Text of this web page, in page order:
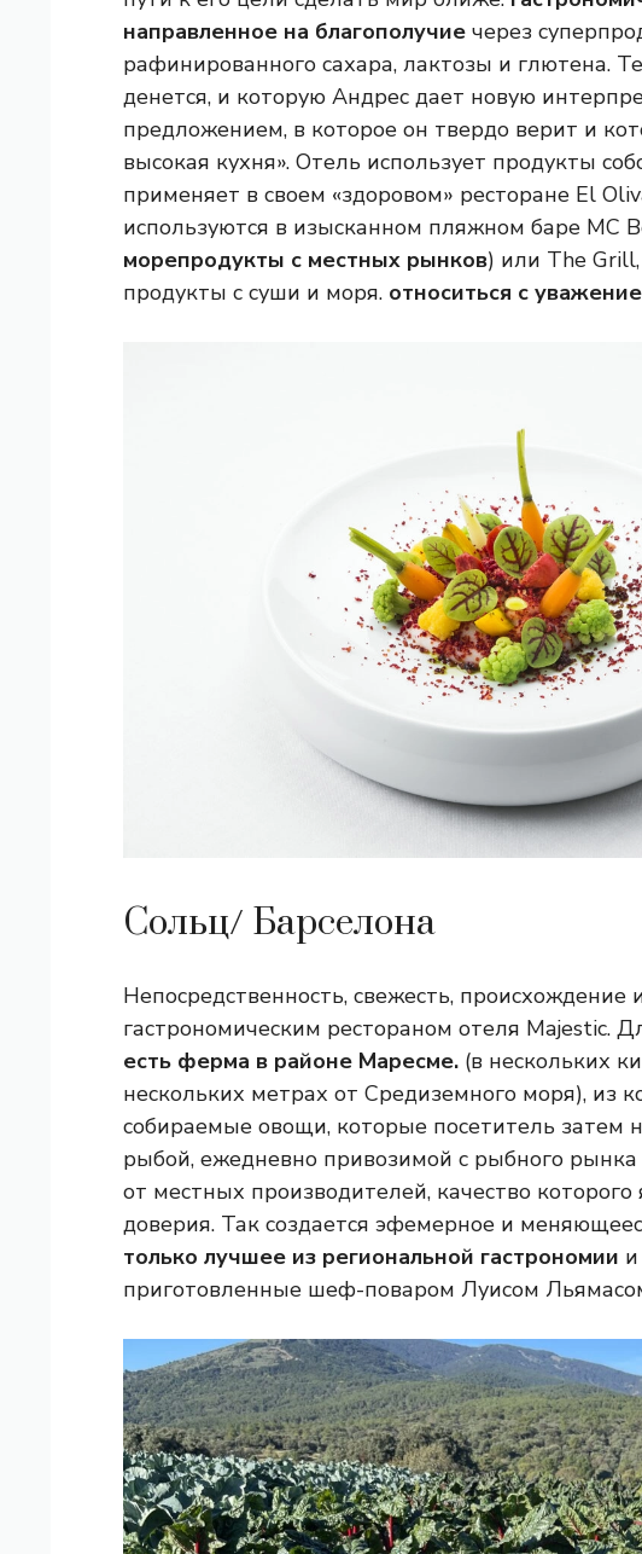
направленное на благополучие через
рафинированного сахара, лактозы и глютена.
денется, и которую Андрес дает новую
предложением, в которое он твердо верит и
высокая кухня». Отель использует продукты
применяет в своем «здоровом» ресторане El
используются в изысканном пляжном баре MC
морепродукты с местных рынков) или The
продукты с суши и моря. относиться с
Сольц/ Барселона
Непосредственность, свежесть,
гастрономическим рестораном отеля Majestic.
есть ферма в районе Маресме. (в нескольких
нескольких метрах от Средиземного моря), из
собираемые овощи, которые посетитель
рыбой, ежедневно привозимой с рыбного
от местных производителей, качество
доверия. Так создается эфемерное и
только лучшее из региональной гастрономии
приготовленные шеф-поваром Луисом